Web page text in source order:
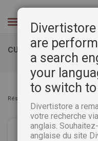
Chercher
CUISINE ET PÂTISSERIE
Résultats :
are
a search
your
to switch
Divertistore a
votre recherche
anglais.
anglaise du site